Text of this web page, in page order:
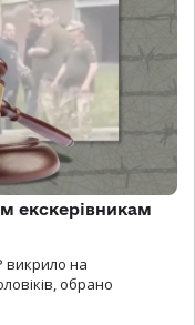
екскерівникам
викрило на
обрано